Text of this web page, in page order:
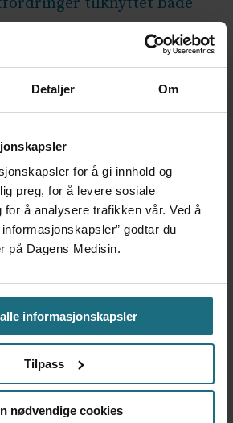
Detaljer Om
for å gi innhold og
preg, for å levere sosiale
for å analysere trafikken vår. Ved å
godtar du
på Dagens Medisin.
informasjonskapsler
Tilpass
nødvendige cookies
som om man har sett på alt
for å gjennomføre en
Mikkelsen.
som bevilges kun
men at det også er
for sykehusene og
som de har tenkt på.